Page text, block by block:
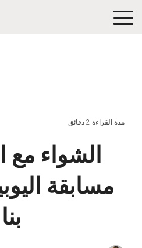
مدة القراءة 2 دقائق
الشواء مع
مسابقة
بنا